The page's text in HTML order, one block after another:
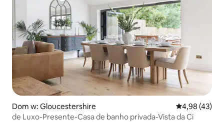
Dom w: Gloucestershire Średnia
4,98 (43)
de Luxo-Presente-Casa de banho privada-Vista da Ci